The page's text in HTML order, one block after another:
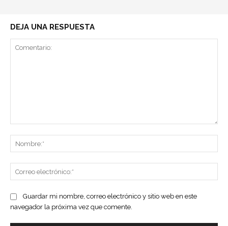
DEJA UNA RESPUESTA
Guardar mi nombre, correo electrónico y sitio web en este
navegador la próxima vez que comente.